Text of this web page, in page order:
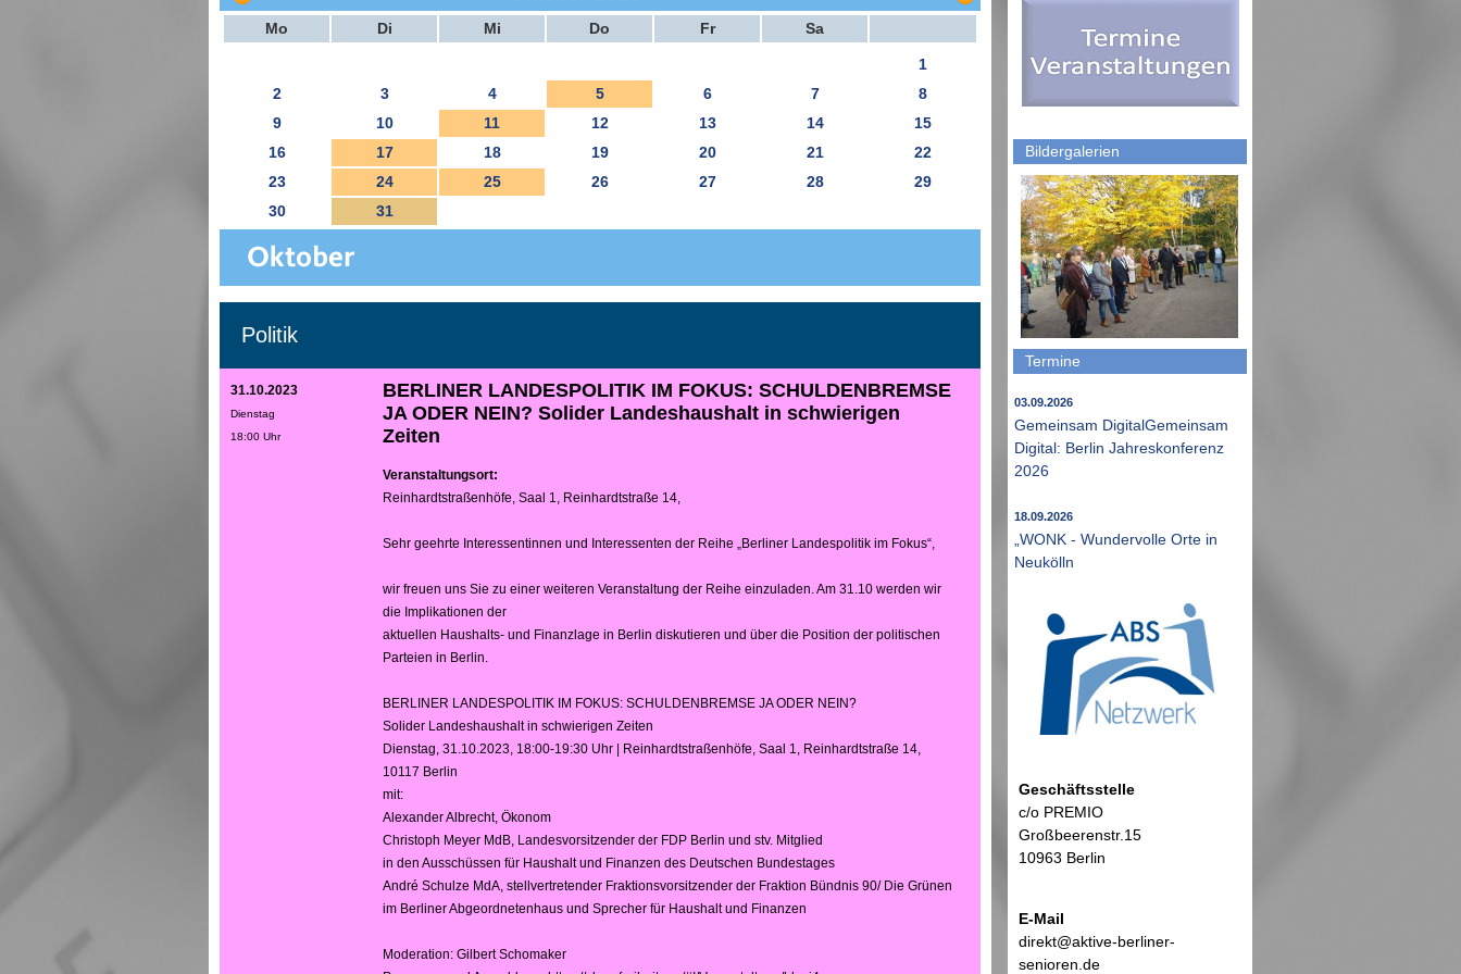
Mo Di Mi Do Fr Sa
1
2
3 4 5 6 7
8
9
10 11 12 13 14
15
16
17 18 19 20 21
22
23
24 25 26 27 28
29
30
31
Politik
31.10.2023
Dienstag
18:00 Uhr
BERLINER LANDESPOLITIK IM FOKUS: SCHULDENBREMSE
JA ODER NEIN? Solider Landeshaushalt in schwierigen
Zeiten
Veranstaltungsort:
Reinhardtstraßenhöfe, Saal 1, Reinhardtstraße 14,
Sehr geehrte Interessentinnen und Interessenten der Reihe „Berliner Landespolitik im Fokus“,
wir freuen uns Sie zu einer weiteren Veranstaltung der Reihe einzuladen. Am 31.10 werden wir
die Implikationen der
aktuellen Haushalts- und Finanzlage in Berlin diskutieren und über die Position der politischen
Parteien in Berlin.
BERLINER LANDESPOLITIK IM FOKUS: SCHULDENBREMSE JA ODER NEIN?
Solider Landeshaushalt in schwierigen Zeiten
Dienstag, 31.10.2023, 18:00-19:30 Uhr | Reinhardtstraßenhöfe, Saal 1, Reinhardtstraße 14,
10117 Berlin
mit:
Alexander Albrecht, Ökonom
Christoph Meyer MdB, Landesvorsitzender der FDP Berlin und stv. Mitglied
in den Ausschüssen für Haushalt und Finanzen des Deutschen Bundestages
André Schulze MdA, stellvertretender Fraktionsvorsitzender der Fraktion Bündnis 90/ Die Grünen
im Berliner Abgeordnetenhaus und Sprecher für Haushalt und Finanzen
Moderation: Gilbert Schomaker
Bildergalerien
Termine
03.09.2026
Gemeinsam DigitalGemeinsam
Digital: Berlin Jahreskonferenz
2026
18.09.2026
„WONK - Wundervolle Orte in
Neukölln
Geschäftsstelle
c/o PREMIO
Großbeerenstr.15
10963 Berlin
E-Mail
direkt@aktive-berliner-
senioren.de